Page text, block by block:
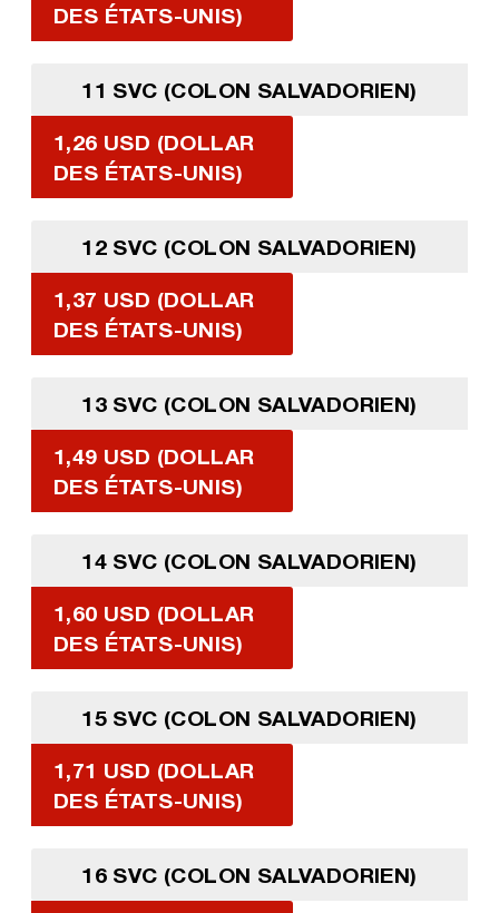
DES ÉTATS-UNIS)
11 SVC (COLON SALVADORIEN)
1,26 USD (DOLLAR
DES ÉTATS-UNIS)
12 SVC (COLON SALVADORIEN)
1,37 USD (DOLLAR
DES ÉTATS-UNIS)
13 SVC (COLON SALVADORIEN)
1,49 USD (DOLLAR
DES ÉTATS-UNIS)
14 SVC (COLON SALVADORIEN)
1,60 USD (DOLLAR
DES ÉTATS-UNIS)
15 SVC (COLON SALVADORIEN)
1,71 USD (DOLLAR
DES ÉTATS-UNIS)
16 SVC (COLON SALVADORIEN)